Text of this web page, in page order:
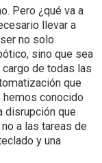
Pero ¿qué va a
llevar a
no solo
sino que sea
de todas las
que
hemos conocido
disrupción que
a las tareas de
y una